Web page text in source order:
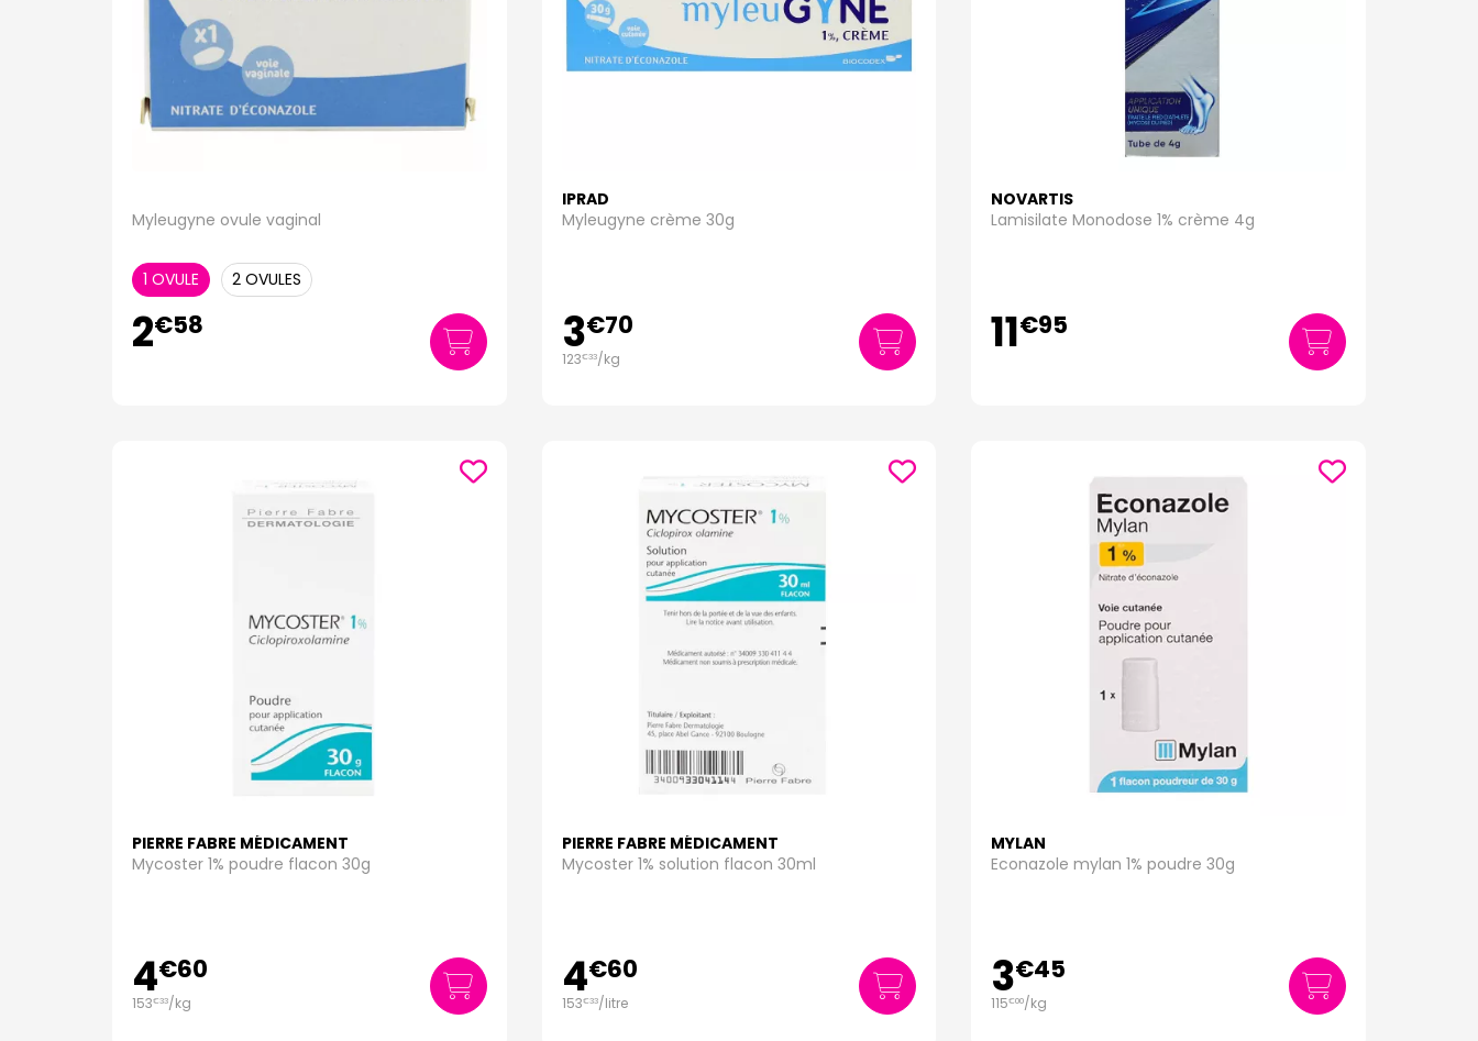
Myleugyne ovule vaginal
1 OVULE 2 OVULES
2€58
IPRAD
Myleugyne crème 30g
3€70
123€33/kg
NOVARTIS
Lamisilate Monodose 1% crème 4g
11€95
PIERRE FABRE MÉDICAMENT
Mycoster 1% poudre flacon 30g
4€60
153€33/kg
PIERRE FABRE MÉDICAMENT
Mycoster 1% solution flacon 30ml
4€60
153€33/litre
MYLAN
Econazole mylan 1% poudre 30g
3€45
115€00/kg